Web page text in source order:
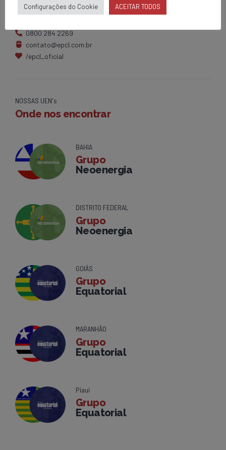
Av. Centenário, 1420
0800 284 2269
contato@epcl.com.br
/epcl_oficial
NOSSAS UEN's
Onde nos encontrar
BAHIA
Grupo
Neoenergia
DISTRITO FEDERAL
Grupo
Neoenergia
GOIÁS
Grupo
Equatorial
MARANHÃO
Grupo
Equatorial
Piauí
Grupo
Equatorial
Configurações do Cookie ACEITAR TODOS